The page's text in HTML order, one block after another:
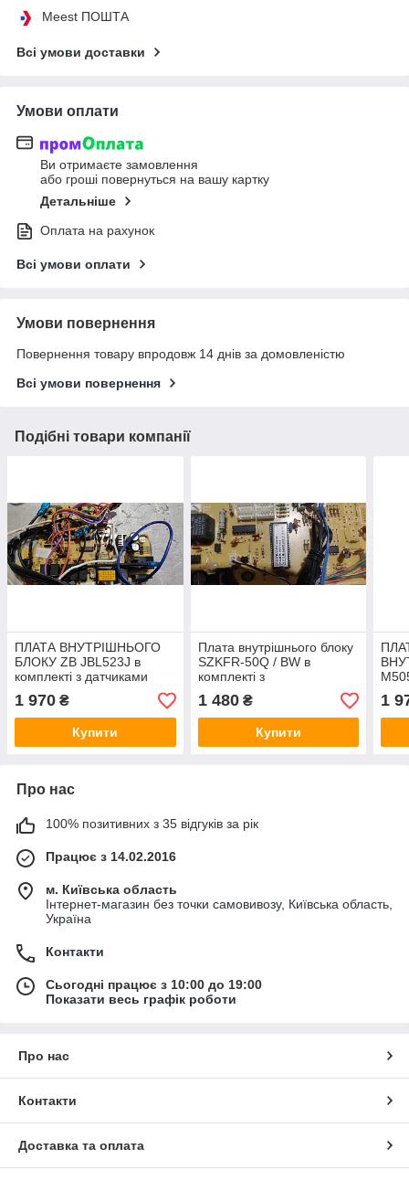
Meest ПОШТА
Всі умови доставки
Умови оплати
Ви отримаєте замовлення
або гроші повернуться на вашу картку
Детальніше
Оплата на рахунок
Всі умови оплати
Умови повернення
Повернення товару впродовж 14 днів за домовленістю
Всі умови повернення
Подібні товари компанії
ПЛАТА ВНУТРІШНЬОГО
БЛОКУ ZB JBL523J в
комплекті з датчиками
1 970 ₴
Купити
Плата внутрішнього блоку
SZKFR-50Q / BW в
комплекті з
датчиками
1 480₴
Купити
1
Про нас
100% позитивних з 35 відгуків за рік
Працює з 14.02.2016
м. Київська область
Інтернет-магазин без точки самовивозу, Київська область,
Україна
Контакти
Сьогодні працює з 10:00 до 19:00
Показати весь графік роботи
Про нас
Контакти
Доставка та оплата